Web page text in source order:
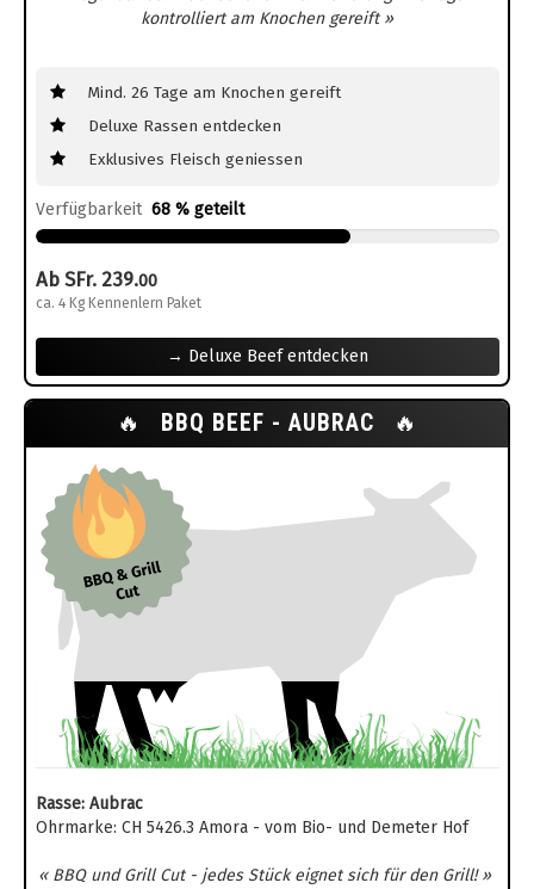
kontrolliert am Knochen gereift »
Mind. 26 Tage am Knochen gereift
Deluxe Rassen entdecken
Exklusives Fleisch geniessen
Verfügbarkeit 68 % geteilt
Ab SFr. 239.00
ca. 4 Kg Kennenlern Paket
→ Deluxe Beef entdecken
🔥 BBQ BEEF - AUBRAC 🔥
Rasse: Aubrac
Ohrmarke: CH 5426.3 Amora - vom Bio- und Demeter Hof
« BBQ und Grill Cut - jedes Stück eignet sich für den Grill! »